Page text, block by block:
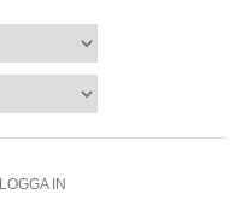
LOGGA IN